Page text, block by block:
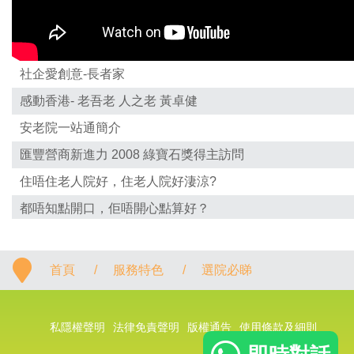
社企愛創意-長者家
感動香港- 老吾老 人之老 黃卓健
安老院一站通簡介
匯豐營商新進力 2008 綠寶石獎得主訪問
住唔住老人院好，住老人院好淒涼?
都唔知點開口，佢唔開心點算好？
邊間老人院最好?
住附近間老人院好唔好?
社工可以幫我決定住邊間老人院?
首頁 / 服務特色 / 選院必睇
私隱權聲明 法律免責聲明 版權通告 使用條款及細則